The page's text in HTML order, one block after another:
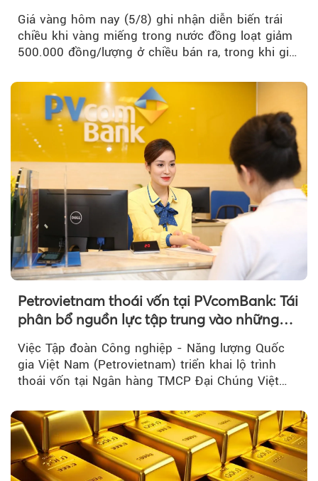
Giá vàng hôm nay (5/8) ghi nhận diễn biến trái
chiều khi vàng miếng trong nước đồng loạt giảm
500.000 đồng/lượng ở chiều bán ra, trong khi giá
thương hiệu.
Petrovietnam thoái vốn tại PVcomBank: Tái
phân bổ nguồn lực tập trung vào những
Việc Tập đoàn Công nghiệp - Năng lượng Quốc
gia Việt Nam (Petrovietnam) triển khai lộ trình
thoái vốn tại Ngân hàng TMCP Đại Chúng Việt